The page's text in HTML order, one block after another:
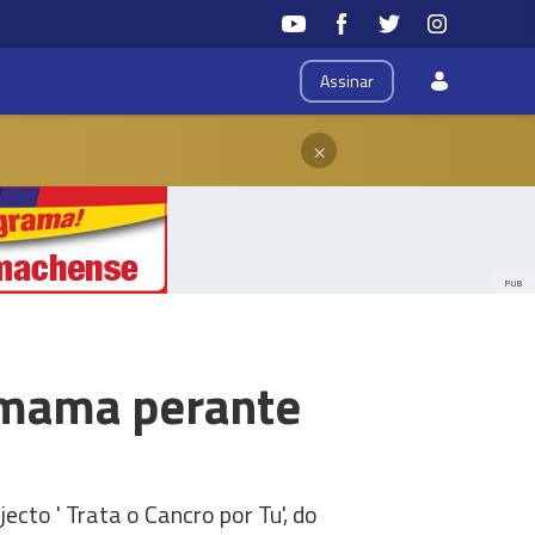
Assinar
×
PUB
perante
' Trata o Cancro por Tu', do